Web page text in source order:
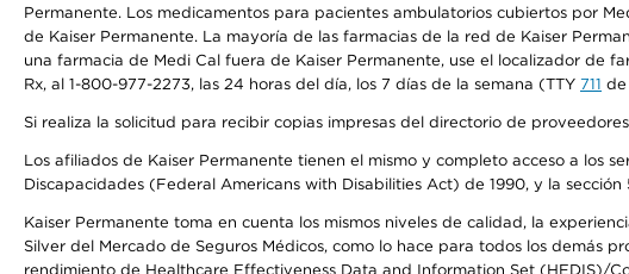
Permanente. Los medicamentos para pacientes ambulatorios cubiertos por
de Kaiser Permanente. La mayoría de las farmacias de la red de Kaiser
una farmacia de Medi Cal fuera de Kaiser Permanente, use el localizador de
Rx, al 1-800-977-2273, las 24 horas del día, los 7 días de la semana (TTY 711 de
Si realiza la solicitud para recibir copias impresas del directorio de
Los afiliados de Kaiser Permanente tienen el mismo y completo acceso a los
Discapacidades (Federal Americans with Disabilities Act) de 1990, y la
Kaiser Permanente toma en cuenta los mismos niveles de calidad, la
Silver del Mercado de Seguros Médicos, como lo hace para todos los demás
rendimiento de Healthcare Effectiveness Data and Information Set (HEDIS)/